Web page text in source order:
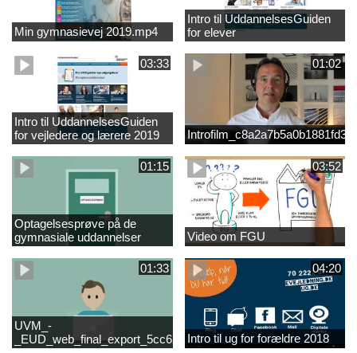
Min gymnasievej 2019.mp4
Intro til UddannelsesGuiden
for elever
03:33
Intro til UddannelsesGuiden
for vejledere og lærere 2019
01:02
01:15
Optagelsesprøve på de
gymnasiale uddannelser
03:52
Video om FGU
01:33
UVM_-
04:20
Intro til ug for forældre 2018